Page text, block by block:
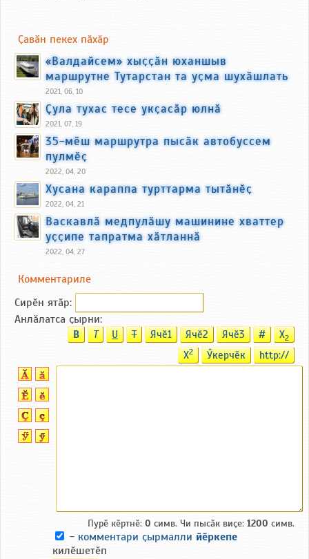
Ҫавӑн пекех пӑхӑр
«Валдайсем» хыҫҫӑн юханшыв
маршрутне Тутарстан та уҫма шухӑшлать
2021, 06, 10
Ҫула тухас тесе укҫасӑр юлнӑ
2021, 07, 19
35-мӗш маршрутра пысӑк автобуссем
пулмӗҫ
2022, 04, 20
Хусана караппа турттарма тытӑнӗҫ
2022, 04, 21
Васкавлӑ медпулӑшу машинине хваттер
уҫҫипе тапратма хӑтланнӑ
2022, 04, 27
Комментариле
Сирӗн ятӑp:
Анлӑлатса ҫырни:
B T U T Ячӗ1 Ячӗ2 Ячӗ3 # X2
X2 Ӳкерчӗк http://
Пурӗ кӗртнӗ: 0 симв. Чи пысӑк виҫе: 1200 симв.
- комментари ҫырмалли йӗркепе
килӗшетӗп